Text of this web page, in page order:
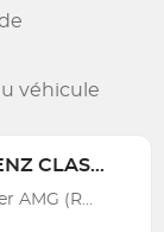
véhicule
CLASSE SL
Classe SL Roadster AMG (R232) SL Roadster AMG 63 4-Matic+